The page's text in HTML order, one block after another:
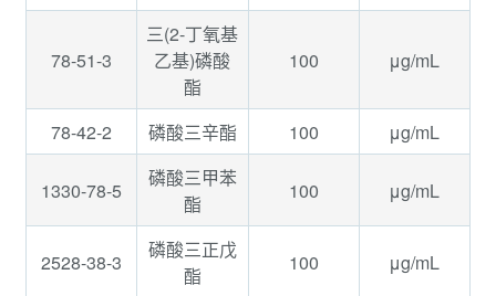
78-51-3
三(2-丁氧基
乙基)磷酸
酯
100 μg/mL
78-42-2 磷酸三辛酯 100 μg/mL
1330-78-5
磷酸三甲苯
酯
100 μg/mL
2528-38-3
磷酸三正戊
酯
100 μg/mL